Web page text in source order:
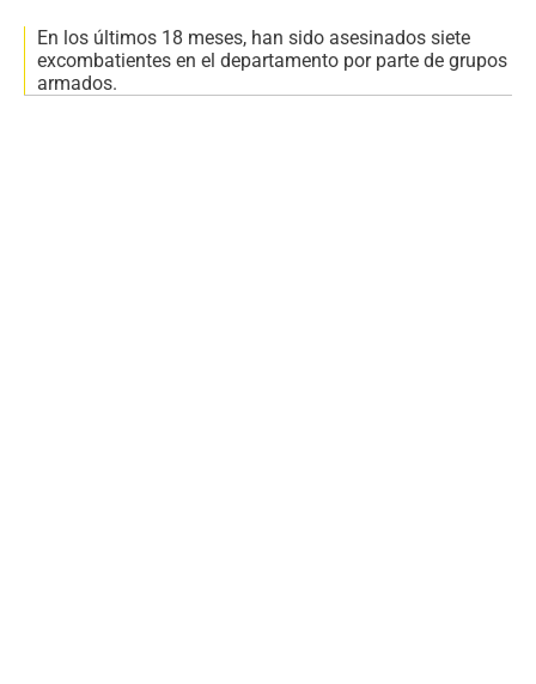
En los últimos 18 meses, han sido asesinados siete
excombatientes en el departamento por parte de grupos
armados.